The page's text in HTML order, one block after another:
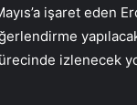
işaret eden
izlenecek